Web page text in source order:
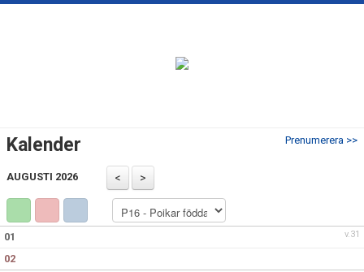
BILDGALLERI
DOKUMENT
KONTAKT
Prenumerera >>
Kalender
AUGUSTI 2026
v.31
01
02